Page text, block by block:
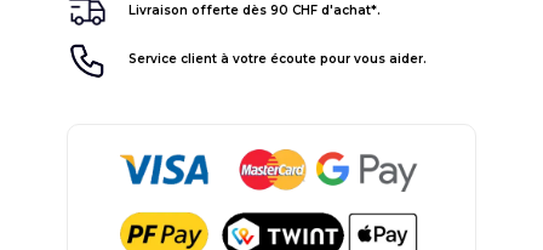
Livraison offerte dès 90 CHF d'achat*.
Service client à votre écoute pour vous aider.